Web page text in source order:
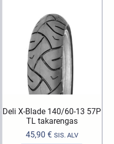
Deli X-Blade 140/60-13 57P
TL takarengas
45,90 € SIS. ALV